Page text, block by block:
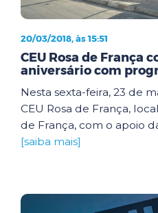
20/03/2018, às 15:51
CEU Rosa de França
aniversário com
Nesta sexta-feira, 23 de
CEU Rosa de França,
de França, com o apoio
[saiba mais]